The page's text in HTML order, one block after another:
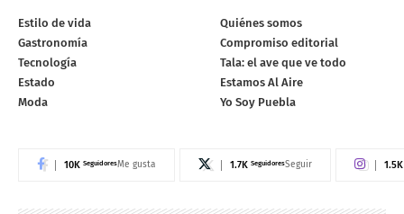
Estilo de vida
Gastronomía
Tecnología
Estado
Moda
Quiénes somos
Compromiso editorial
Tala: el ave que ve todo
Estamos Al Aire
Yo Soy Puebla
10K SeguidoresMe gusta 1.7K SeguidoresSeguir 1.5K